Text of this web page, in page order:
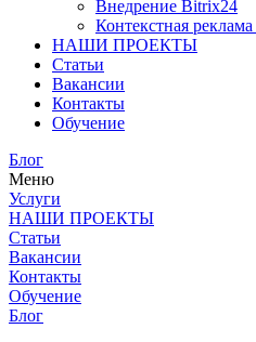
Внедрение Bitrix24
Контекстная
НАШИ ПРОЕКТЫ
Статьи
Вакансии
Контакты
Обучение
Блог
Меню
Услуги
НАШИ ПРОЕКТЫ
Статьи
Вакансии
Контакты
Обучение
Блог